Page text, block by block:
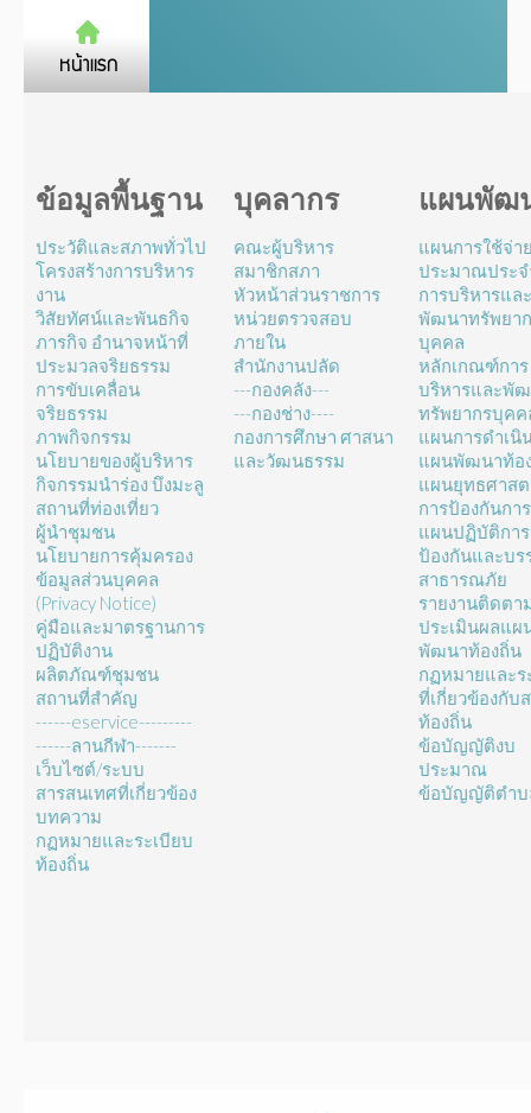
ข้อมูลพื้นฐาน
ประวัติและสภาพทั่วไป
โครงสร้างการบริหาร
งาน
วิสัยทัศน์และพันธกิจ
ภารกิจ อำนาจหน้าที่
ประมวลจริยธรรม
การขับเคลื่อน
จริยธรรม
ภาพกิจกรรม
นโยบายของผู้บริหาร
กิจกรรมนำร่อง บึงมะลู
สถานที่ท่องเที่ยว
ผู้นำชุมชน
นโยบายการคุ้มครอง
ข้อมูลส่วนบุคคล
(Privacy Notice)
คู่มือและมาตรฐานการ
ปฏิบัติงาน
ผลิตภัณฑ์ชุมชน
สถานที่สำคัญ
------eservice---------
------ลานกีฬา-------
เว็บไซต์/ระบบ
สารสนเทศที่เกี่ยวข้อง
บทความ
กฏหมายและระเบียบ
ท้องถิ่น
บุคลากร
คณะผู้บริหาร
สมาชิกสภา
หัวหน้าส่วนราชการ
หน่วยตรวจสอบ
ภายใน
สำนักงานปลัด
---กองคลัง---
---กองช่าง----
กองการศึกษา ศาสนา
และวัฒนธรรม
แผนพัฒ
แผนการใช้จ่า
ประมาณประ
การบริหารแล
พัฒนาทรัพยา
บุคคล
หลักเกณฑ์การ
บริหารและพั
ทรัพยากรบุคค
แผนการดำเนิ
แผนพัฒนาท้อ
แผนยุทธศาส
การป้องกันกา
แผนปฏิบัติการ
ป้องกันและบร
สาธารณภัย
รายงานติดตา
ประเมินผลแผ
พัฒนาท้องถิ่น
กฏหมายและร
ที่เกี่ยวข้องกับ
ท้องถิ่น
ข้อบัญญัติงบ
ประมาณ
ข้อบัญญัติตำบ